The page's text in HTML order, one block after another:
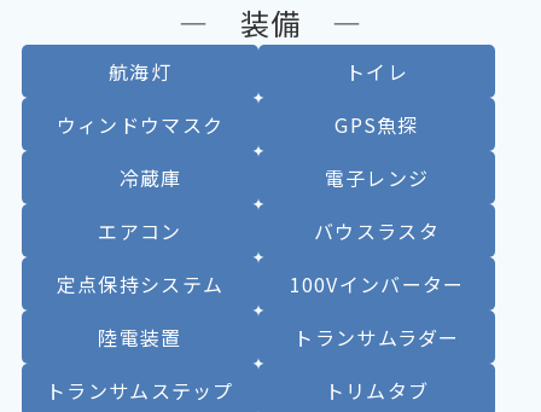
― 装備 ―
航海灯
トイレ
ウィンドウマスク
GPS魚探
冷蔵庫
電子レンジ
エアコン
バウスラスタ
定点保持システム
100Vインバーター
陸電装置
トランサムラダー
トランサムステップ
トリムタブ